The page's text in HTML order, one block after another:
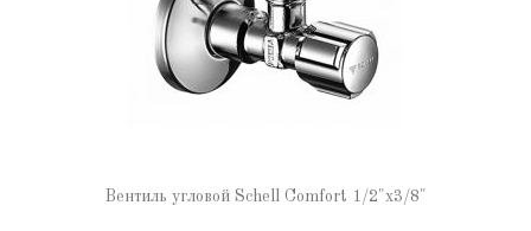
Вентиль угловой Schell Comfort 1/2"х3/8"